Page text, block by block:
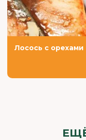
Лосось с орехами